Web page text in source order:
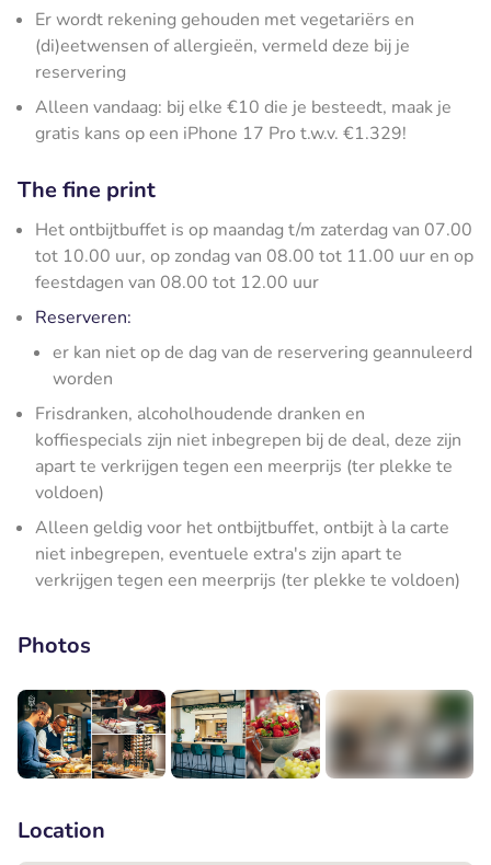
Er wordt rekening gehouden met vegetariërs en
(di)eetwensen of allergieën, vermeld deze bij je
reservering
Alleen vandaag: bij elke €10 die je besteedt, maak je
gratis kans op een iPhone 17 Pro t.w.v. €1.329!
The fine print
Het ontbijtbuffet is op maandag t/m zaterdag van 07.00
tot 10.00 uur, op zondag van 08.00 tot 11.00 uur en op
feestdagen van 08.00 tot 12.00 uur
Reserveren:
er kan niet op de dag van de reservering geannuleerd
worden
Frisdranken, alcoholhoudende dranken en
koffiespecials zijn niet inbegrepen bij de deal, deze zijn
apart te verkrijgen tegen een meerprijs (ter plekke te
voldoen)
Alleen geldig voor het ontbijtbuffet, ontbijt à la carte
niet inbegrepen, eventuele extra's zijn apart te
verkrijgen tegen een meerprijs (ter plekke te voldoen)
Photos
Location